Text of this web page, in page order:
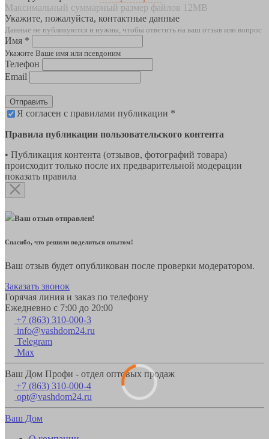
Максимальный суммарный размер файлов 12MB
Укажите, пожалуйста, контактные данные
Данные не публикуются и нужны, чтобы ответить на ваш отзыв или вопрос
Имя *
Укажите Ваше имя или псевдоним
Телефон
Email
Отправить
Я согласен с правилами публикации *
Правила публикации пользовательского контента
• Публикация контента (отзывов, фотографий товара)
происходит только после их предварительной модерации
показать правила
Ваш отзыв отправлен!
Спасибо, что решили поделиться опытом!
Ваш отзыв будет опубликован после проверки модератором.
Заказать звонок
Горячая линия и заказ по телефону
Ежедневно с 7:00 до 20:00
+7 (863) 310-000-3
info@vashdom24.ru
Telegram
Max
Ваш Дом Профи - отдел оптовых продаж
+7 (863) 310-000-4
opt@vashdom24.ru
Ваш Дом